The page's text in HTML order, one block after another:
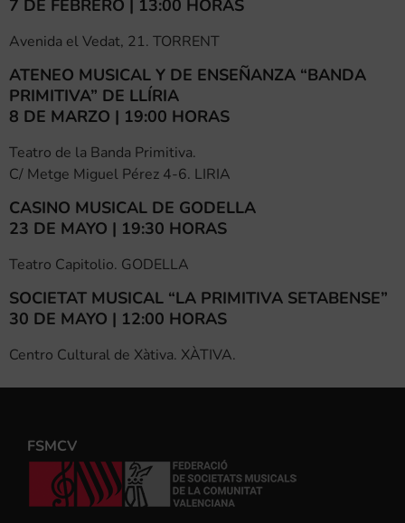
7 DE FEBRERO | 13:00 HORAS
Avenida el Vedat, 21. TORRENT
ATENEO MUSICAL Y DE ENSEÑANZA “BANDA
PRIMITIVA” DE LLÍRIA
8 DE MARZO | 19:00 HORAS
Teatro de la Banda Primitiva.
C/ Metge Miguel Pérez 4-6. LIRIA
CASINO MUSICAL DE GODELLA
23 DE MAYO | 19:30 HORAS
Teatro Capitolio. GODELLA
SOCIETAT MUSICAL “LA PRIMITIVA SETABENSE”
30 DE MAYO | 12:00 HORAS
Centro Cultural de Xàtiva. XÀTIVA.
FSMCV